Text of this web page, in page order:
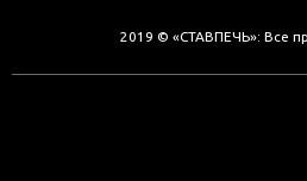
2019 © «СТАВПЕЧЬ»: Все